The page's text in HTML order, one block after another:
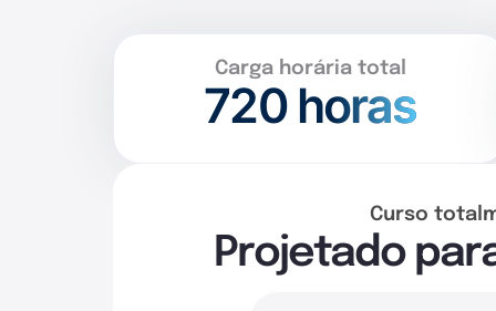
Carga horária total
720horas
Curso
Projetado